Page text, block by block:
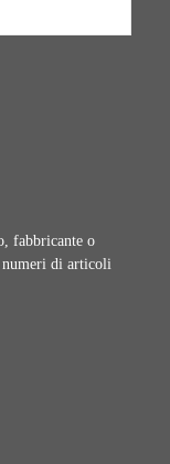
fabbricante o
numeri di articoli